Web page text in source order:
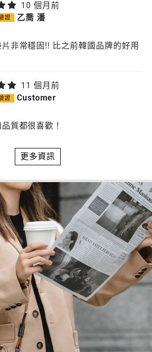
10 個月前
乙喬 潘
非常穩固!! 比之前韓國品牌的好用
11 個月前
Customer
質都很喜歡！
更多資訊